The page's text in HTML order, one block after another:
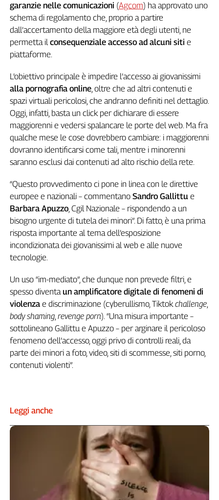
Collettiva
Talk
La
settimana
Collettiva
Sassolino
Linea
Economica
Tech
Easy
Inserti
Idea
Diffusa
Le
trasmissioni
tv
Work
Progress
L'Italia
nel
Lavoro
Territori
Abruzzo-
Molise
Calabria
garanzie nelle comunicazioni (Agcom) ha approvato uno
schema di regolamento che, proprio a partire
dall’accertamento della maggiore età degli utenti, ne
permetta ilconsequenziale accesso ad alcuni siti e
piattaforme.
L’obiettivo principale è impedire l’accesso ai giovanissimi
alla pornografia online, oltre che ad altri contenuti e
spazi virtuali pericolosi, che andranno definiti nel dettaglio.
Oggi, infatti, basta un click per dichiarare di essere
maggiorenni e vedersi spalancare le porte del web. Ma fra
qualche mese le cose dovrebbero cambiare: i maggiorenni
dovranno identificarsi come tali, mentre i minorenni
saranno esclusi dai contenuti ad alto rischio della rete.
“Questo provvedimento ci pone in linea con le direttive
europee e nazionali – commentano Sandro Gallittu e
Barbara Apuzzo, Cgil Nazionale – rispondendo a un
bisogno urgente di tutela dei minori”. Di fatto, è una prima
risposta importante al tema dell’esposizione
incondizionata dei giovanissimi al web e alle nuove
tecnologie.
Un uso “im-mediato”, che dunque non prevede filtri, e
spesso diventa un amplificatore digitale di fenomeni di
violenza e discriminazione (cyberullismo, Tiktokchallenge,
body shaming, revenge porn). “Una misura importante –
sottolineano Gallittu e Apuzzo – per arginare il pericoloso
fenomeno dell’accesso, oggi privo di controlli reali, da
parte dei minori a foto, video, siti di scommesse, siti porno,
contenuti violenti”.
Leggi anche